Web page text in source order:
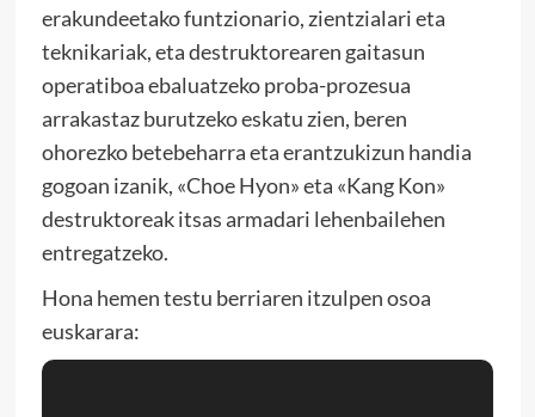
erakundeetako funtzionario, zientzialari eta
teknikariak, eta destruktorearen gaitasun
operatiboa ebaluatzeko proba-prozesua
arrakastaz burutzeko eskatu zien, beren
ohorezko betebeharra eta erantzukizun handia
gogoan izanik, «Choe Hyon» eta «Kang Kon»
destruktoreak itsas armadari lehenbailehen
entregatzeko.
Hona hemen testu berriaren itzulpen osoa
euskarara: